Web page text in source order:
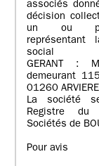
associés
décision
un ou
social
GERANT :
demeurant
01260
La société
Registre du
Sociétés de
Pour avis